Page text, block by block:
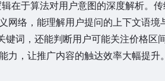
在于算法对用户意图的深度解析。
网络，能理解用户提问的上下文语
键词，还能判断用户可能关注价格区
力，让推广内容的触达效率大幅提升。